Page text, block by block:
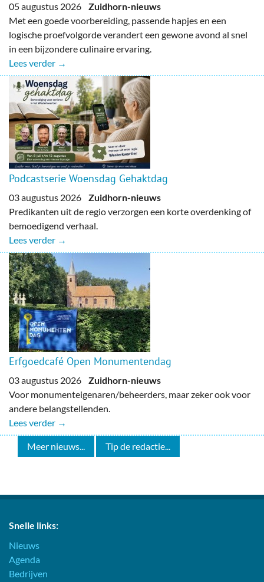
05 augustus 2026 Zuidhorn-nieuws
Met een goede voorbereiding, passende hapjes en een
logische proefvolgorde verandert een gewone avond al snel
in een bijzondere culinaire ervaring.
Lees verder →
Podcastserie Woensdag Gehaktdag
03 augustus 2026 Zuidhorn-nieuws
Predikanten uit de regio verzorgen een korte overdenking of
bemoedigend verhaal.
Lees verder →
Erfgoedcafé Open Monumentendag
03 augustus 2026 Zuidhorn-nieuws
Voor monumenteigenaren/beheerders, maar zeker ook voor
andere belangstellenden.
Lees verder →
Meer nieuws... Tip de redactie...
Snelle links:
Nieuws
Agenda
Bedrijven